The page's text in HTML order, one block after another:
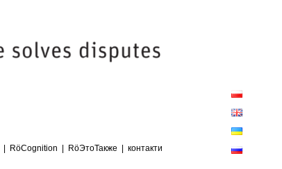
RöCognition RöЭтоТакже контакти